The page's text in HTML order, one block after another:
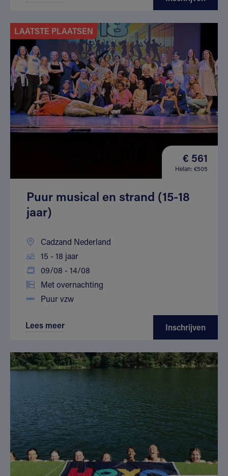
LAATSTE PLAATSEN
€ 561
Helan: €505
Puur musical en strand (15-18
jaar)
Cadzand Nederland
15 - 18 jaar
09/08 - 14/08
Met overnachting
Puur vzw
Lees meer Inschrijven